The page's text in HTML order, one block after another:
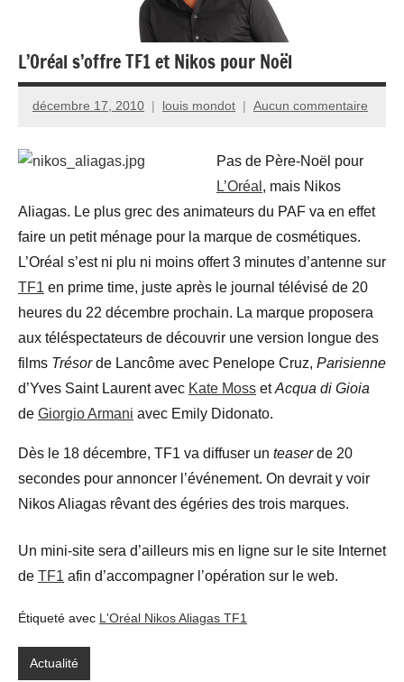
L’Oréal s’offre TF1 et Nikos pour Noël
décembre 17, 2010 louis mondot Aucun commentaire
Pas de Père-Noël pour
L’Oréal , mais Nikos
Aliagas. Le plus grec des animateurs du PAF va en effet
faire un petit ménage pour la marque de cosmétiques.
L’Oréal s’est ni plu ni moins offert 3 minutes d’antenne sur
TF1 en prime time, juste après le journal télévisé de 20
heures du 22 décembre prochain. La marque proposera
aux téléspectateurs de découvrir une version longue des
films Trésorde Lancôme avec Penelope Cruz, Parisienne
d’Yves Saint Laurent avec Kate Moss etAcqua di Gioia
de Giorgio Armani avec Emily Didonato.
Dès le 18 décembre, TF1 va diffuser un teaserde 20
secondes pour annoncer l’événement. On devrait y voir
Nikos Aliagas rêvant des égéries des trois marques.
Un mini-site sera d’ailleurs mis en ligne sur le site Internet
de TF1 afin d’accompagner l’opération sur le web.
Étiqueté avec L'Oréal Nikos Aliagas TF1
Actualité